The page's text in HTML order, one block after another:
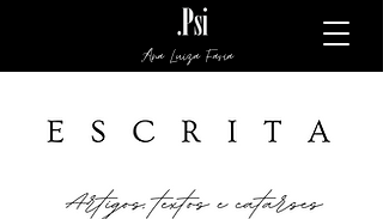
Ana Luiza Faria